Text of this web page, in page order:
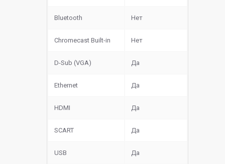
Bluetooth Нет
Chromecast Built-in Нет
D-Sub (VGA) Да
Ethernet Да
HDMI Да
SCART Да
USB Да